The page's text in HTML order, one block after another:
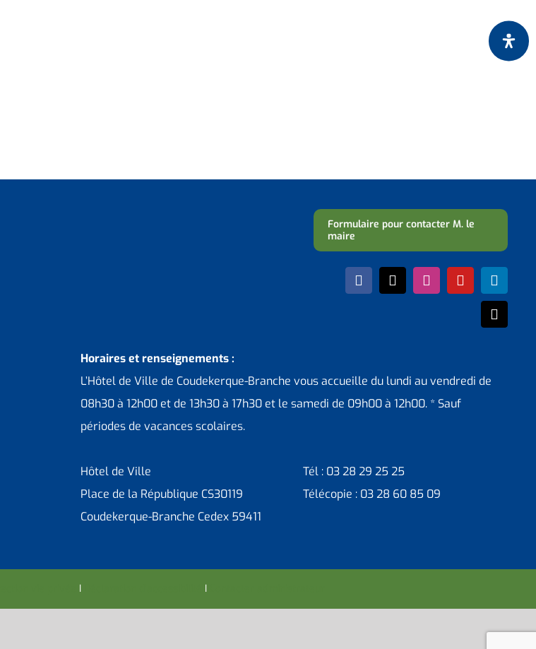
Formulaire pour contacter M. le
maire
Horaires et renseignements :
L’Hôtel de Ville de Coudekerque-Branche vous accueille du lundi au vendredi de
08h30 à 12h00 et de 13h30 à 17h30 et le samedi de 09h00 à 12h00. * Sauf
périodes de vacances scolaires.
Hôtel de Ville
Place de la République CS30119
Coudekerque-Branche Cedex 59411
Tél : 03 28 29 25 25
Télécopie : 03 28 60 85 09
I I